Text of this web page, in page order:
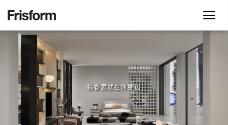
产品中心
客厅系列
内容检索器
搜索
客厅系列
休闲椅
茶几
角几
电视柜
床头柜
妆台
妆凳
福睿思就在你身边